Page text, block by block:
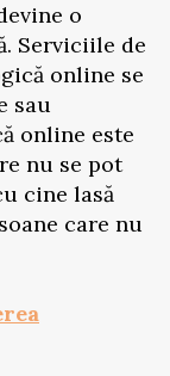
o
Serviciile de
online se
sau
online este
nu se pot
cine lasă
care nu